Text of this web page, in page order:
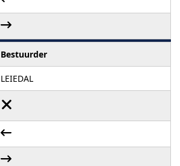
Bestuurder
LEIEDAL